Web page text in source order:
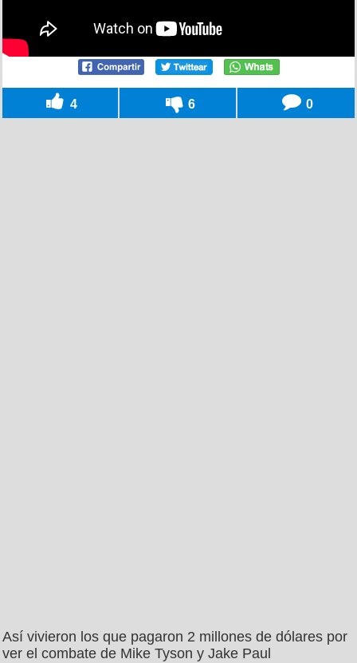
4 6 0
Así vivieron los que pagaron 2 millones de dólares por
ver el combate de Mike Tyson y Jake Paul